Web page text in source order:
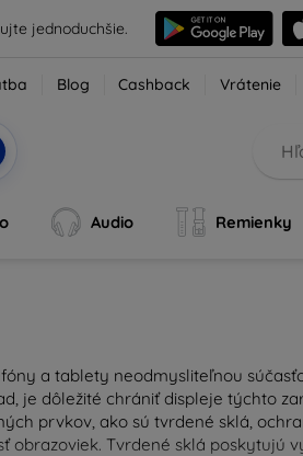
jednoduchšie.
Blog Cashback Vrátenie
Audio Remienky
a tablety neodmysliteľnou
je dôležité chrániť displeje týchto
prvkov, ako sú tvrdené sklá,
obrazoviek. Tvrdené sklá poskytujú